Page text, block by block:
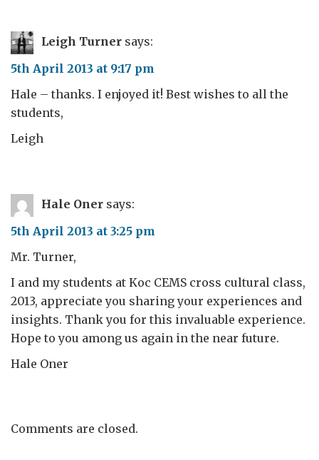
Leigh Turner says:
5th April 2013 at 9:17 pm
Hale – thanks. I enjoyed it! Best wishes to all the
students,
Leigh
Hale Oner says:
5th April 2013 at 3:25 pm
Mr. Turner,
I and my students at Koc CEMS cross cultural class,
2013, appreciate you sharing your experiences and
insights. Thank you for this invaluable experience.
Hope to you among us again in the near future.
Hale Oner
Comments are closed.